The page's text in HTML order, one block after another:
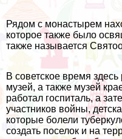
Рядом с монастырем
которое также было
также называется
В советское время
музей, а также музей
работал госпиталь, а
участников войны,
которые болели
создать поселок и на